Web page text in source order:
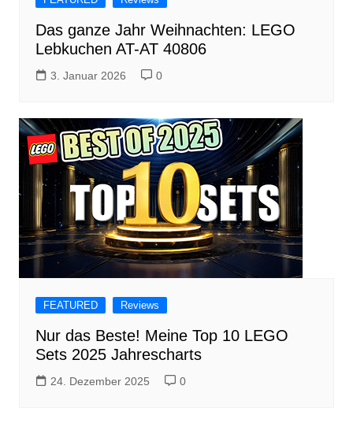
Das ganze Jahr Weihnachten: LEGO
Lebkuchen AT-AT 40806
3. Januar 2026 0
FEATURED Reviews
Nur das Beste! Meine Top 10 LEGO
Sets 2025 Jahrescharts
24. Dezember 2025 0